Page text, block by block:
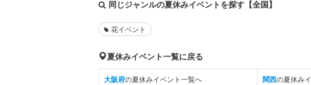
同じジャンルの夏休みイベントを探す【全国】
花イベント
夏休みイベント一覧に戻る
大阪府の夏休みイベント一覧へ 関西の夏休み